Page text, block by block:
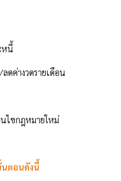
หนี้
ดค่างวดรายเดือน
ไขกฎหมายใหม่
นตอนดังนี้